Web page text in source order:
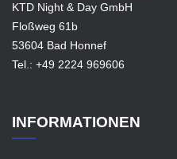
KTD Night & Day GmbH
Floßweg 61b
53604 Bad Honnef
Tel.: +49 2224 969606
INFORMATIONEN